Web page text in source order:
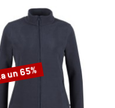
un 65%